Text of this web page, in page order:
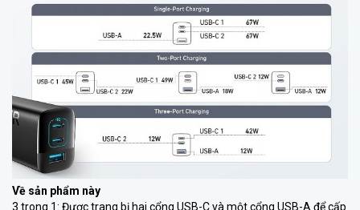
Về sản phẩm này
3 trong 1: Được trang bị hai cổng USB-C và một cổng USB-A để cấp